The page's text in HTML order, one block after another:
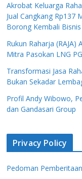
Akrobat Keluarga
Jual Cangkang Rp137
Borong Kembali
Rukun Raharja (RAJA)
Mitra Pasokan LNG
Transformasi Jasa
Bukan Sekadar
Profil Andy Wibowo,
dan Gandasari Group
Privacy Policy
Pedoman